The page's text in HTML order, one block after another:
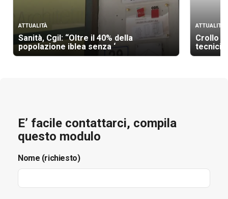
ATTUALITÀ
Sanità, Cgil: “Oltre il 40% della
popolazione iblea senza ‘
ATTUALITÀ
Crollo
tecnici
E’ facile contattarci, compila
questo modulo
Nome (richiesto)